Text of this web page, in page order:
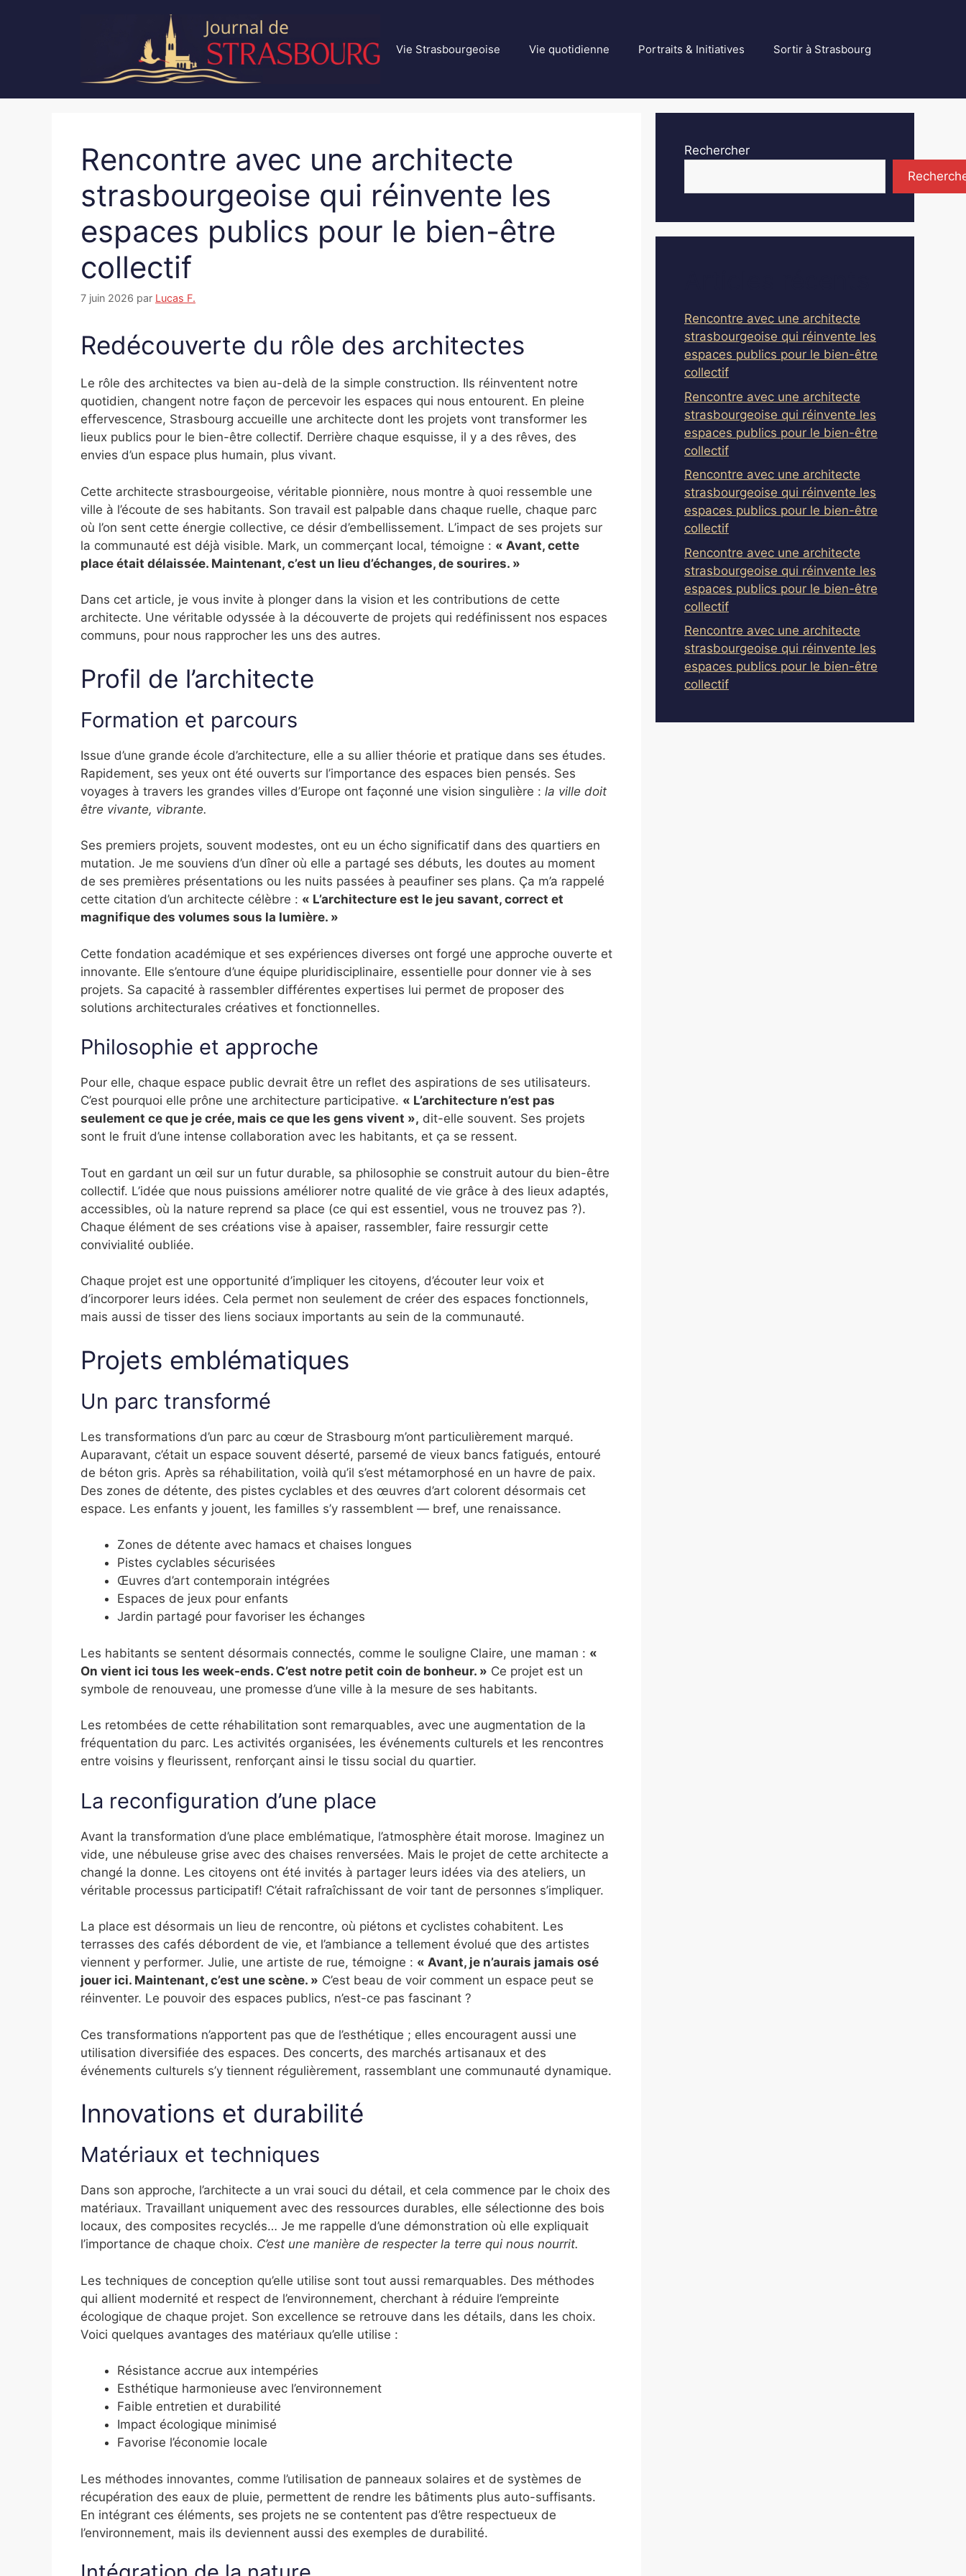
Vie Strasbourgeoise Vie quotidienne Portraits & Initiatives Sortir à Strasbourg
Rencontre avec une architecte
strasbourgeoise qui réinvente les
espaces publics pour le bien-être
collectif
7 juin 2026 par Lucas F.
Redécouverte du rôle des architectes
Le rôle des architectes va bien au-delà de la simple construction. Ils réinventent notre
quotidien, changent notre façon de percevoir les espaces qui nous entourent. En pleine
effervescence, Strasbourg accueille une architecte dont les projets vont transformer les
lieux publics pour le bien-être collectif. Derrière chaque esquisse, il y a des rêves, des
envies d’un espace plus humain, plus vivant.
Cette architecte strasbourgeoise, véritable pionnière, nous montre à quoi ressemble une
ville à l’écoute de ses habitants. Son travail est palpable dans chaque ruelle, chaque parc
où l’on sent cette énergie collective, ce désir d’embellissement. L’impact de ses projets sur
la communauté est déjà visible. Mark, un commerçant local, témoigne : « Avant, cette
place était délaissée. Maintenant, c’est un lieu d’échanges, de sourires. »
Dans cet article, je vous invite à plonger dans la vision et les contributions de cette
architecte. Une véritable odyssée à la découverte de projets qui redéfinissent nos espaces
communs, pour nous rapprocher les uns des autres.
Profil de l’architecte
Formation et parcours
Issue d’une grande école d’architecture, elle a su allier théorie et pratique dans ses études.
Rapidement, ses yeux ont été ouverts sur l’importance des espaces bien pensés. Ses
voyages à travers les grandes villes d’Europe ont façonné une vision singulière : la ville doit
être vivante, vibrante.
Ses premiers projets, souvent modestes, ont eu un écho significatif dans des quartiers en
mutation. Je me souviens d’un dîner où elle a partagé ses débuts, les doutes au moment
de ses premières présentations ou les nuits passées à peaufiner ses plans. Ça m’a rappelé
cette citation d’un architecte célèbre : « L’architecture est le jeu savant, correct et
magnifique des volumes sous la lumière. »
Cette fondation académique et ses expériences diverses ont forgé une approche ouverte et
innovante. Elle s’entoure d’une équipe pluridisciplinaire, essentielle pour donner vie à ses
projets. Sa capacité à rassembler différentes expertises lui permet de proposer des
solutions architecturales créatives et fonctionnelles.
Philosophie et approche
Pour elle, chaque espace public devrait être un reflet des aspirations de ses utilisateurs.
C’est pourquoi elle prône une architecture participative. « L’architecture n’est pas
seulement ce que je crée, mais ce que les gens vivent », dit-elle souvent. Ses projets
sont le fruit d’une intense collaboration avec les habitants, et ça se ressent.
Tout en gardant un œil sur un futur durable, sa philosophie se construit autour du bien-être
collectif. L’idée que nous puissions améliorer notre qualité de vie grâce à des lieux adaptés,
accessibles, où la nature reprend sa place (ce qui est essentiel, vous ne trouvez pas ?).
Chaque élément de ses créations vise à apaiser, rassembler, faire ressurgir cette
convivialité oubliée.
Chaque projet est une opportunité d’impliquer les citoyens, d’écouter leur voix et
d’incorporer leurs idées. Cela permet non seulement de créer des espaces fonctionnels,
mais aussi de tisser des liens sociaux importants au sein de la communauté.
Projets emblématiques
Un parc transformé
Les transformations d’un parc au cœur de Strasbourg m’ont particulièrement marqué.
Auparavant, c’était un espace souvent déserté, parsemé de vieux bancs fatigués, entouré
de béton gris. Après sa réhabilitation, voilà qu’il s’est métamorphosé en un havre de paix.
Des zones de détente, des pistes cyclables et des œuvres d’art colorent désormais cet
espace. Les enfants y jouent, les familles s’y rassemblent — bref, une renaissance.
Zones de détente avec hamacs et chaises longues
Pistes cyclables sécurisées
Œuvres d’art contemporain intégrées
Espaces de jeux pour enfants
Jardin partagé pour favoriser les échanges
Les habitants se sentent désormais connectés, comme le souligne Claire, une maman : «
On vient ici tous les week-ends. C’est notre petit coin de bonheur. » Ce projet est un
symbole de renouveau, une promesse d’une ville à la mesure de ses habitants.
Les retombées de cette réhabilitation sont remarquables, avec une augmentation de la
fréquentation du parc. Les activités organisées, les événements culturels et les rencontres
entre voisins y fleurissent, renforçant ainsi le tissu social du quartier.
La reconfiguration d’une place
Avant la transformation d’une place emblématique, l’atmosphère était morose. Imaginez un
vide, une nébuleuse grise avec des chaises renversées. Mais le projet de cette architecte a
changé la donne. Les citoyens ont été invités à partager leurs idées via des ateliers, un
véritable processus participatif! C’était rafraîchissant de voir tant de personnes s’impliquer.
La place est désormais un lieu de rencontre, où piétons et cyclistes cohabitent. Les
terrasses des cafés débordent de vie, et l’ambiance a tellement évolué que des artistes
viennent y performer. Julie, une artiste de rue, témoigne : « Avant, je n’aurais jamais osé
jouer ici. Maintenant, c’est une scène. » C’est beau de voir comment un espace peut se
réinventer. Le pouvoir des espaces publics, n’est-ce pas fascinant ?
Ces transformations n’apportent pas que de l’esthétique ; elles encouragent aussi une
utilisation diversifiée des espaces. Des concerts, des marchés artisanaux et des
événements culturels s’y tiennent régulièrement, rassemblant une communauté dynamique.
Innovations et durabilité
Matériaux et techniques
Dans son approche, l’architecte a un vrai souci du détail, et cela commence par le choix des
matériaux. Travaillant uniquement avec des ressources durables, elle sélectionne des bois
locaux, des composites recyclés… Je me rappelle d’une démonstration où elle expliquait
l’importance de chaque choix. C’est une manière de respecter la terre qui nous nourrit.
Les techniques de conception qu’elle utilise sont tout aussi remarquables. Des méthodes
qui allient modernité et respect de l’environnement, cherchant à réduire l’empreinte
écologique de chaque projet. Son excellence se retrouve dans les détails, dans les choix.
Voici quelques avantages des matériaux qu’elle utilise :
Résistance accrue aux intempéries
Esthétique harmonieuse avec l’environnement
Faible entretien et durabilité
Impact écologique minimisé
Favorise l’économie locale
Les méthodes innovantes, comme l’utilisation de panneaux solaires et de systèmes de
récupération des eaux de pluie, permettent de rendre les bâtiments plus auto-suffisants.
En intégrant ces éléments, ses projets ne se contentent pas d’être respectueux de
l’environnement, mais ils deviennent aussi des exemples de durabilité.
Rechercher
Rencontre avec une architecte
strasbourgeoise qui réinvente les
espaces publics pour le bien-être
collectif
Rencontre avec une architecte
strasbourgeoise qui réinvente les
espaces publics pour le bien-être
collectif
Rencontre avec une architecte
strasbourgeoise qui réinvente les
espaces publics pour le bien-être
collectif
Rencontre avec une architecte
strasbourgeoise qui réinvente les
espaces publics pour le bien-être
collectif
Rencontre avec une architecte
strasbourgeoise qui réinvente les
espaces publics pour le bien-être
collectif